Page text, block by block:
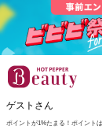
ゲストさん
ポイントが1%たまる！ポイント